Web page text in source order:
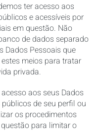
ter acesso aos
e acessíveis por
em questão. Não
de dados separado
Dados Pessoais que
meios para tratar
privada.
aos seus Dados
de seu perfil ou
os procedimentos
para limitar o